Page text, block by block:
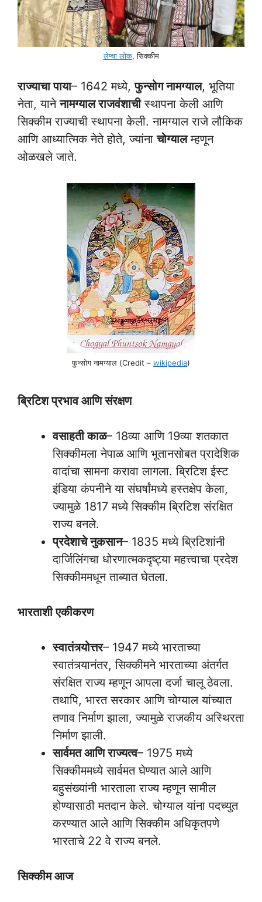
लेप्चा लोक, सिक्कीम
राज्याचा पाया– 1642 मध्ये,फुन्सोग नामग्याल, भूतिया
नेता, यानेनामग्याल राजवंशाचीस्थापना केली आणि
सिक्कीम राज्याची स्थापना केली. नामग्याल राजे लौकिक
आणि आध्यात्मिक नेते होते, ज्यांनाचोग्यालम्हणून
ओळखले जाते.
फुन्सोग नामग्याल (Credit – wikipedia)
ब्रिटिश प्रभाव आणि संरक्षण
वसाहती काळ– 18व्या आणि 19व्या शतकात
सिक्कीमला नेपाळ आणि भूतानसोबत प्रादेशिक
वादांचा सामना करावा लागला. ब्रिटिश ईस्ट
इंडिया कंपनीने या संघर्षांमध्ये हस्तक्षेप केला,
ज्यामुळे 1817 मध्ये सिक्कीम ब्रिटिश संरक्षित
राज्य बनले.
प्रदेशाचे नुकसान– 1835 मध्ये ब्रिटिशांनी
दार्जिलिंगचा धोरणात्मकदृष्ट्या महत्त्वाचा प्रदेश
सिक्कीममधून ताब्यात घेतला.
भारताशी एकीकरण
स्वातंत्र्योत्तर– 1947 मध्ये भारताच्या
स्वातंत्र्यानंतर, सिक्कीमने भारताच्या अंतर्गत
संरक्षित राज्य म्हणून आपला दर्जा चालू ठेवला.
तथापि, भारत सरकार आणि चोग्याल यांच्यात
तणाव निर्माण झाला, ज्यामुळे राजकीय अस्थिरता
निर्माण झाली.
सार्वमत आणि राज्यत्व– 1975 मध्ये
सिक्कीममध्ये सार्वमत घेण्यात आले आणि
बहुसंख्यांनी भारताला राज्य म्हणून सामील
होण्यासाठी मतदान केले. चोग्याल यांना पदच्युत
करण्यात आले आणि सिक्कीम अधिकृतपणे
भारताचे 22 वे राज्य बनले.
सिक्कीम आज